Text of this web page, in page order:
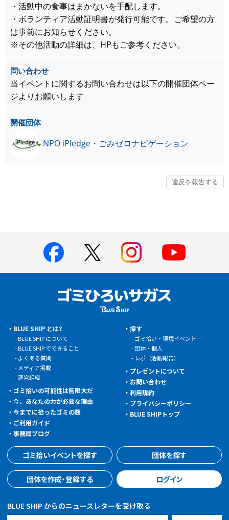
・活動中の食事はまかないを手配します。
・ボランティア活動証明書が発行可能です。ご希望の方
は事前にお知らせください。
※その他活動の詳細は、HPもご参考ください。
問い合わせ
当イベントに関するお問い合わせは以下の開催団体ペー
ジよりお願いします
開催団体
NPO iPledge・ごみゼロナビゲーション
BLUE SHIP とは?
BLUE SHIP について
BLUE SHIP でできること
よくある質問
メディア掲載
運営組織
ゴミ拾いの可能性は無限大だ
今、あなたの力が必要な理由
今までに拾ったゴミの数
ご利用ガイド
事務局ブログ
探す
ゴミ拾い・環境イベント
団体・個人
レポ（活動報告）
プレゼントについて
お問い合わせ
利用規約
プライバシーポリシー
BLUE SHIPトップ
ゴミ拾いイベントを探す 団体を探す
団体を作成・登録する ログイン
BLUE SHIP からのニュースレターを受け取る